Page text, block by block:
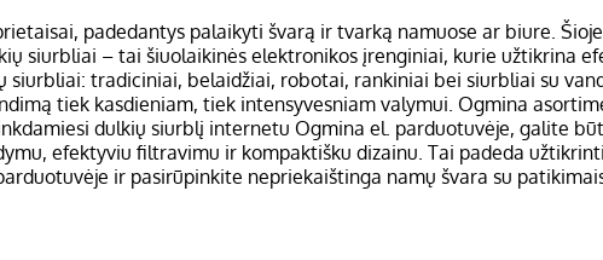
padedantys palaikyti švarą ir tvarką namuose ar biure.
siurbliai – tai šiuolaikinės elektronikos įrenginiai, kurie užtikrina
tradiciniai, belaidžiai, robotai, rankiniai bei siurbliai su
tiek kasdieniam, tiek intensyvesniam valymui. Ogmina
dulkių siurblį internetu Ogmina el. parduotuvėje, galite
efektyviu filtravimu ir kompaktišku dizainu. Tai padeda
ir pasirūpinkite nepriekaištinga namų švara su